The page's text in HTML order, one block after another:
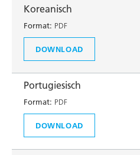
Koreanisch
Format: PDF
DOWNLOAD
Portugiesisch
Format: PDF
DOWNLOAD